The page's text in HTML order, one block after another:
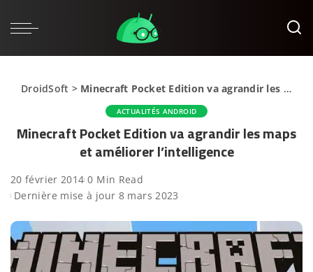
DroidSoft > Minecraft Pocket Edition va agrandir les maps et améliorer l’intelligence
ACTUALITÉS ANDROID
Minecraft Pocket Edition va agrandir les maps
et améliorer l’intelligence
20 février 2014 0 Min Read
Dernière mise à jour 8 mars 2023